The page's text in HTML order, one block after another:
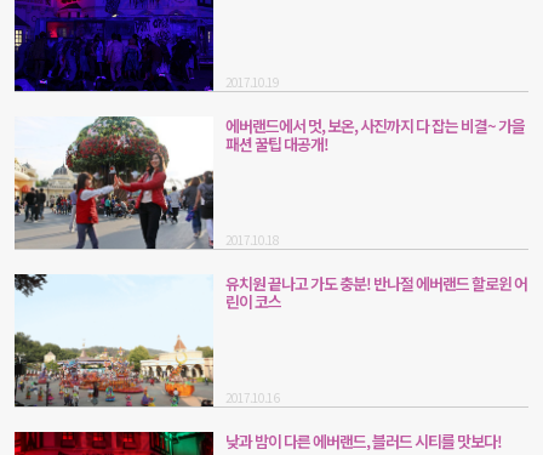
2017.10.19
에버랜드에서 멋, 보온, 사진까지 다 잡는 비결~ 가을
패션 꿀팁 대공개!
2017.10.18
유치원 끝나고 가도 충분! 반나절 에버랜드 할로윈 어
린이 코스
2017.10.16
낮과 밤이 다른 에버랜드, 블러드 시티를 맛보다!